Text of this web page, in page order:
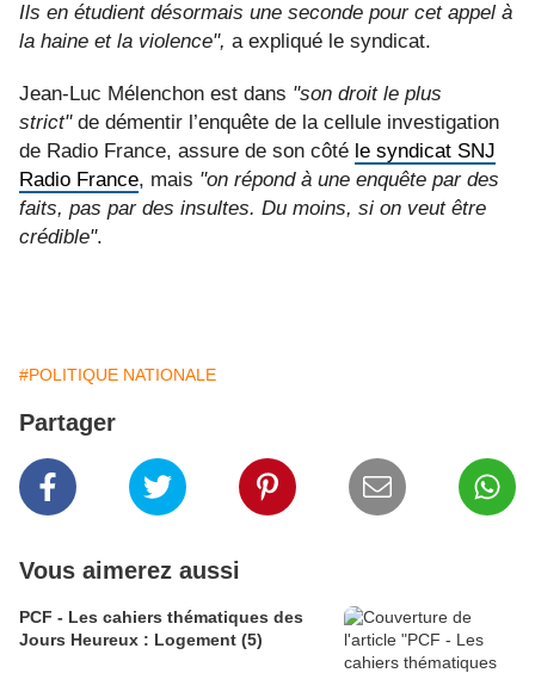
Ils en étudient désormais une seconde pour cet appel à
la haine et la violence", a expliqué le syndicat.
Jean-Luc Mélenchon est dans "son droit le plus
strict" de démentir l’enquête de la cellule investigation
de Radio France, assure de son côté le syndicat SNJ
Radio France, mais "on répond à une enquête par des
faits, pas par des insultes. Du moins, si on veut être
crédible".
#POLITIQUE NATIONALE
Partager
Vous aimerez aussi
PCF - Les cahiers thématiques des
Jours Heureux : Logement (5)